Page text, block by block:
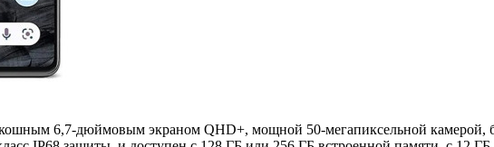
6,7-дюймовым экраном QHD+, мощной 50-мегапиксельной камерой,